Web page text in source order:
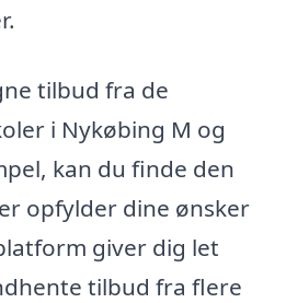
tilbud fra de
i Nykøbing M og
kan du finde den
opfylder dine ønsker
giver dig let
tilbud fra flere